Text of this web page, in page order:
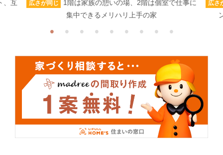
、互 広さが同じ
1階は家族の憩いの場、2階は個室で仕事に
集中できるメリハリ上手の家
広さ